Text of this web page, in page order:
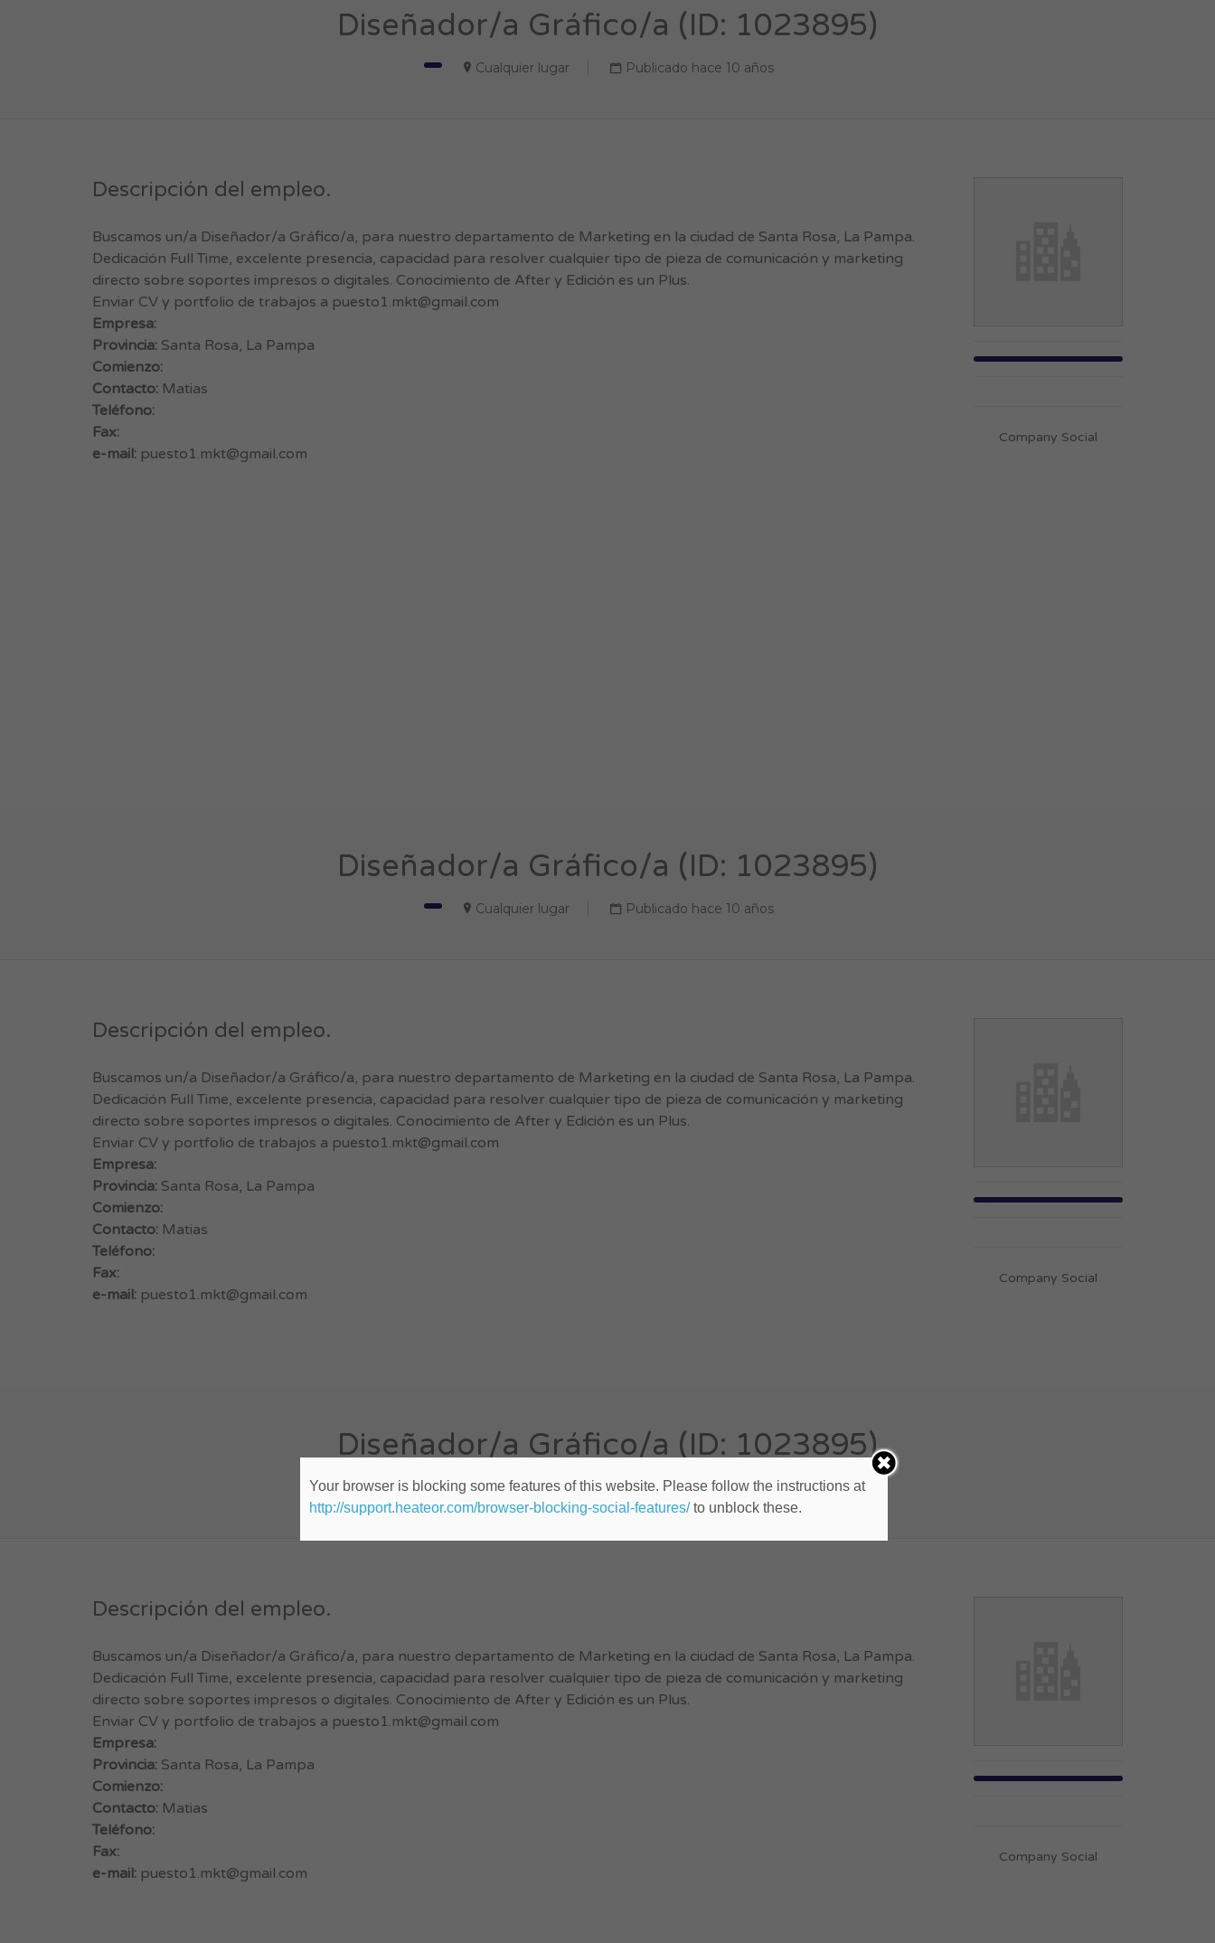
Diseñador/a Gráfico/a (ID: 1023895)
Cualquier lugar Publicado hace 10 años
Descripción del empleo.
Buscamos un/a Diseñador/a Gráfico/a, para nuestro departamento de Marketing en la ciudad de Santa Rosa, La Pampa.
Dedicación Full Time, excelente presencia, capacidad para resolver cualquier tipo de pieza de comunicación y marketing
directo sobre soportes impresos o digitales. Conocimiento de After y Edición es un Plus.
Enviar CV y portfolio de trabajos a puesto1.mkt@gmail.com
Empresa:
Provincia: Santa Rosa, La Pampa
Comienzo:
Contacto: Matias
Teléfono:
Fax:
e-mail: puesto1.mkt@gmail.com
Company Social
Diseñador/a Gráfico/a (ID: 1023895)
Cualquier lugar Publicado hace 10 años
Descripción del empleo.
Buscamos un/a Diseñador/a Gráfico/a, para nuestro departamento de Marketing en la ciudad de Santa Rosa, La Pampa.
Dedicación Full Time, excelente presencia, capacidad para resolver cualquier tipo de pieza de comunicación y marketing
directo sobre soportes impresos o digitales. Conocimiento de After y Edición es un Plus.
Enviar CV y portfolio de trabajos a puesto1.mkt@gmail.com
Empresa:
Provincia: Santa Rosa, La Pampa
Comienzo:
Contacto: Matias
Teléfono:
Fax:
e-mail: puesto1.mkt@gmail.com
Company Social
Diseñador/a Gráfico/a (ID: 1023895)
Cualquier lugar Publicado hace 10 años
Descripción del empleo.
Buscamos un/a Diseñador/a Gráfico/a, para nuestro departamento de Marketing en la ciudad de Santa Rosa, La Pampa.
Dedicación Full Time, excelente presencia, capacidad para resolver cualquier tipo de pieza de comunicación y marketing
directo sobre soportes impresos o digitales. Conocimiento de After y Edición es un Plus.
Enviar CV y portfolio de trabajos a puesto1.mkt@gmail.com
Empresa:
Provincia: Santa Rosa, La Pampa
Comienzo:
Contacto: Matias
Teléfono:
Fax:
e-mail: puesto1.mkt@gmail.com
Company Social
Your browser is blocking some features of this website. Please follow the instructions at
http://support.heateor.com/browser-blocking-social-features/to unblock these.